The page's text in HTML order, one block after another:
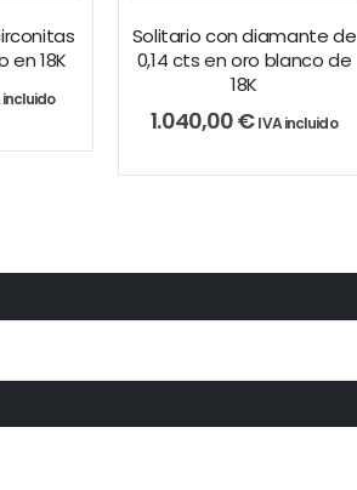
en 18K
incluido
Solitario con diamante de
0,14 cts en oro blanco de
18K
1.040,00€ IVA incluido